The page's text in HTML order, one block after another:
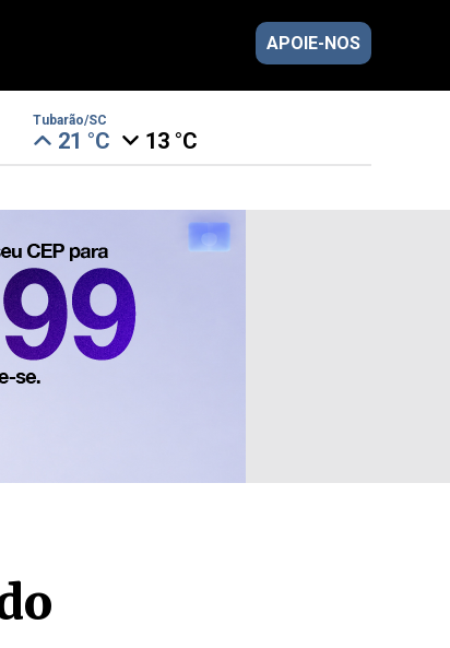
APOIE-NOS
Tubarão/SC
21 °C 13 °C